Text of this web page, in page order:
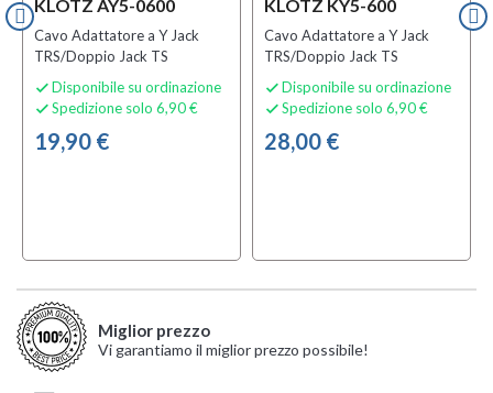
KLOTZ AY5-0600
Cavo Adattatore a Y Jack
TRS/Doppio Jack TS
 Disponibile su ordinazione
 Spedizione solo 6,90 €
19,90 €
KLOTZ KY5-600
Cavo Adattatore a Y Jack
TRS/Doppio Jack TS
 Disponibile su ordinazione
 Spedizione solo 6,90 €
28,00 €
Miglior prezzo
Vi garantiamo il miglior prezzo possibile!